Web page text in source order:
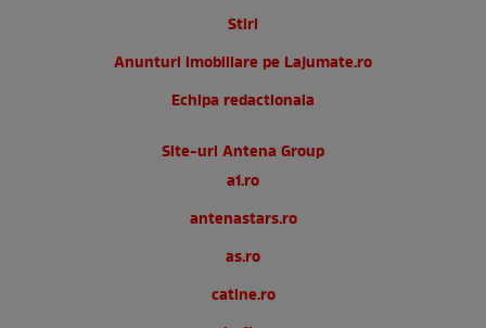
Stiri
Anunturi imobiliare pe Lajumate.ro
Echipa redactionala
Site-uri Antena Group
a1.ro
antenastars.ro
as.ro
catine.ro